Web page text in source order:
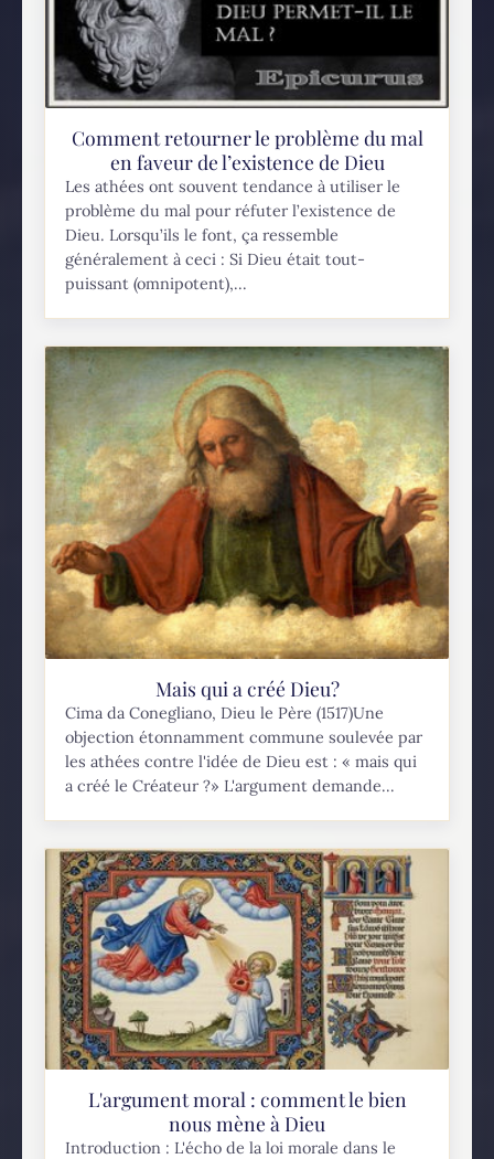
Comment retourner le problème du mal
en faveur de l’existence de Dieu
Les athées ont souvent tendance à utiliser le
problème du mal pour réfuter l’existence de
Dieu. Lorsqu’ils le font, ça ressemble
généralement à ceci : Si Dieu était tout-
puissant (omnipotent),...
Mais qui a créé Dieu?
Cima da Conegliano, Dieu le Père (1517)Une
objection étonnamment commune soulevée par
les athées contre l'idée de Dieu est : « mais qui
a créé le Créateur ?» L'argument demande...
L'argument moral : comment le bien
nous mène à Dieu
Introduction : L'écho de la loi morale dans le